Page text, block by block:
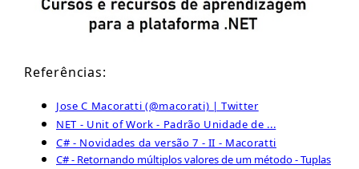
Referências:
Jose C Macoratti (@macorati) | Twitter
NET - Unit of Work - Padrão Unidade de ...
C# - Novidades da versão 7 - II - Macoratti
C# - Retornando múltiplos valores de um método - Tuplas